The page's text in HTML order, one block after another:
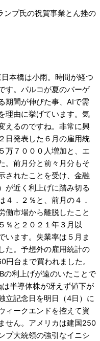
ンプ氏の祝賀事業とん挫の
本橋は小雨。時間が経つ
す。パルコが夏のバーゲ
期間が伸びた事、AIで需
理由に挙げています。気
えるのですね。非常に興
日発表した６月の雇用統
万７０００人増加と、エ
。前月分と前々月分もそ
されたことを受け、金融
が近く利上げに踏み切る
４．２％と、前月の４．
働市場から離脱したこと
％と２０２１年３月以
います。失業率は５月ま
た。予想外の雇用統計の
台まで買われました。
の利上げが遠のいたことで
半導体株が冴えず値下が
立記念日を明日（4日）に
ィークエンドを控えて資
せん。アメリカは建国250
プ大統領の強引なイニシ